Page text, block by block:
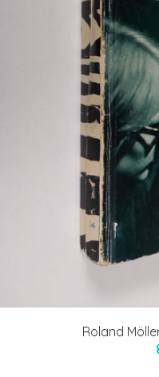
Roland